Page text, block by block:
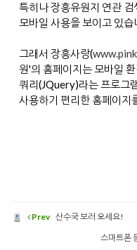
특히나 장흥유원지 연관
모바일 사용을 보이고 있습
그래서 장흥사랑(
원'의 홈페이지는 모바일
쿼리(JQuery)라는 프로그
사용하기 편리한 홈페이지
Prev 산수국 보러 오세요!
스마트폰